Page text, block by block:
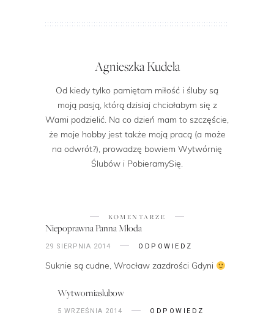
Agnieszka Kudela
Od kiedy tylko pamiętam miłość i śluby są
moją pasją, którą dzisiaj chciałabym się z
Wami podzielić. Na co dzień mam to szczęście,
że moje hobby jest także moją pracą (a może
na odwrót?), prowadzę bowiem Wytwórnię
Ślubów i PobieramySię.
KOMENTARZE
Niepoprawna Panna Młoda
29 SIERPNIA 2014 ODPOWIEDZ
Suknie są cudne, Wrocław zazdrości Gdyni
Wytworniaslubow
5 WRZEŚNIA 2014 ODPOWIEDZ